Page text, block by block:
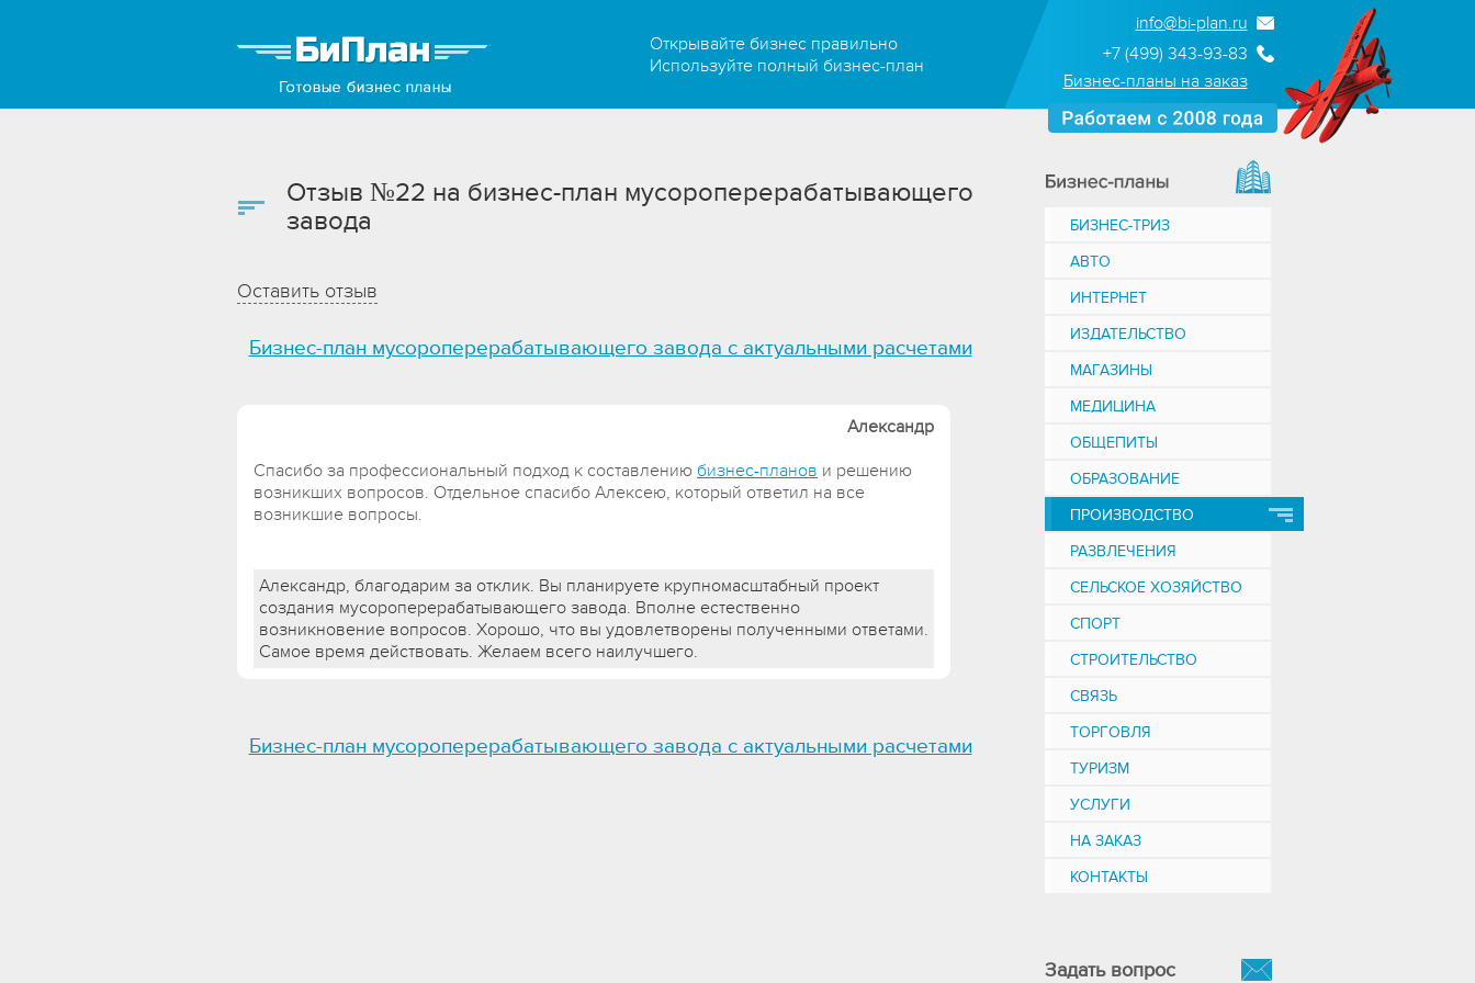
Открывайте бизнес правильно
Используйте полный бизнес-план
info@bi-plan.ru
+7 (499) 343-93-83
Бизнес-планы на заказ
Отзыв №22 на бизнес-план мусороперерабатывающего
завода
Оставить отзыв
Бизнес-план мусороперерабатывающего завода с актуальными расчетами
Александр
Спасибо за профессиональный подход к составлению бизнес-планов и решению
возникших вопросов. Отдельное спасибо Алексею, который ответил на все
возникшие вопросы.
Александр, благодарим за отклик. Вы планируете крупномасштабный проект
создания мусороперерабатывающего завода. Вполне естественно
возникновение вопросов. Хорошо, что вы удовлетворены полученными ответами.
Самое время действовать. Желаем всего наилучшего.
Бизнес-план мусороперерабатывающего завода с актуальными расчетами
БИЗНЕС-ТРИЗ
АВТО
ИНТЕРНЕТ
ИЗДАТЕЛЬСТВО
МАГАЗИНЫ
МЕДИЦИНА
ОБЩЕПИТЫ
ОБРАЗОВАНИЕ
ПРОИЗВОДСТВО
РАЗВЛЕЧЕНИЯ
СЕЛЬСКОЕ ХОЗЯЙСТВО
СПОРТ
СТРОИТЕЛЬСТВО
СВЯЗЬ
ТОРГОВЛЯ
ТУРИЗМ
УСЛУГИ
НА ЗАКАЗ
КОНТАКТЫ
Задать вопрос